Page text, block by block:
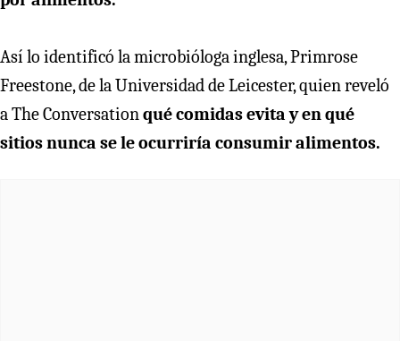
Así lo identificó la microbióloga inglesa, Primrose
Freestone, de la Universidad de Leicester, quien reveló
a The Conversationqué comidas evita y en qué
sitios nunca se le ocurriría consumir alimentos.